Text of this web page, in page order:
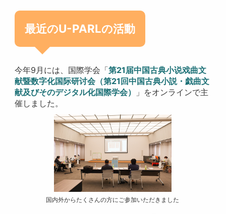
最近のU-PARLの活動
今年9月には、国際学会「第21届中国古典小说戏曲文
献暨数字化国际研讨会（第21回中国古典小説・戯曲文
献及びそのデジタル化国際学会）
」をオンラインで主
催しました。
国内外からたくさんの方にご参加いただきました